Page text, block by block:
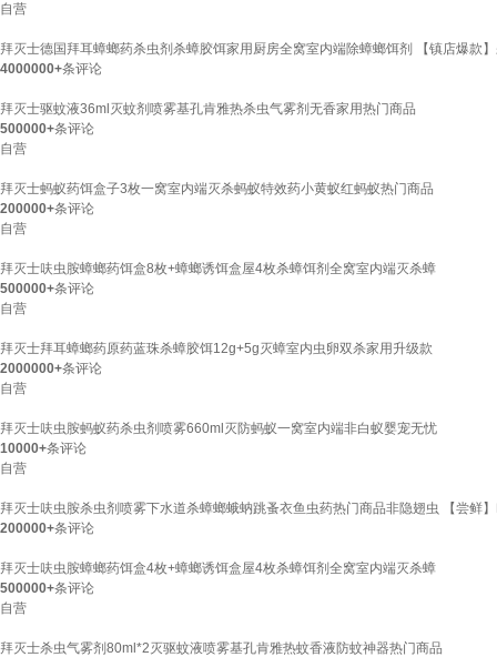
自营
拜灭士德国拜耳蟑螂药杀虫剂杀蟑胶饵家用厨房全窝室内端除蟑螂饵剂 【镇店爆款
4000000+条评论
拜灭士驱蚊液36ml灭蚊剂喷雾基孔肯雅热杀虫气雾剂无香家用热门商品
500000+条评论
自营
拜灭士蚂蚁药饵盒子3枚一窝室内端灭杀蚂蚁特效药小黄蚁红蚂蚁热门商品
200000+条评论
自营
拜灭士呋虫胺蟑螂药饵盒8枚+蟑螂诱饵盒屋4枚杀蟑饵剂全窝室内端灭杀蟑
500000+条评论
自营
拜灭士拜耳蟑螂药原药蓝珠杀蟑胶饵12g+5g灭蟑室内虫卵双杀家用升级款
2000000+条评论
自营
拜灭士呋虫胺蚂蚁药杀虫剂喷雾660ml灭防蚂蚁一窝室内端非白蚁婴宠无忧
10000+条评论
自营
拜灭士呋虫胺杀虫剂喷雾下水道杀蟑螂蛾蚋跳蚤衣鱼虫药热门商品非隐翅虫 【尝鲜
200000+条评论
拜灭士呋虫胺蟑螂药饵盒4枚+蟑螂诱饵盒屋4枚杀蟑饵剂全窝室内端灭杀蟑
500000+条评论
自营
拜灭士杀虫气雾剂80ml*2灭驱蚊液喷雾基孔肯雅热蚊香液防蚊神器热门商品